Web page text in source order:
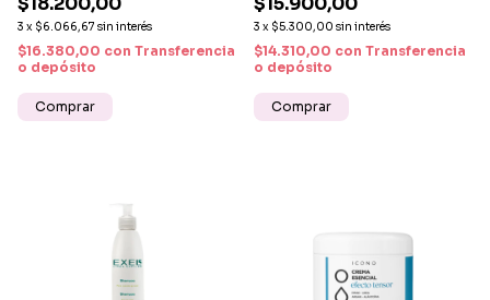
CABELLUDO
3 x $6.066,67 sin interés
$16.380,00 con Transferencia
o depósito
CAPILAR
3 x $5.300,00 sin interés
$14.310,00 con Transferencia
o depósito